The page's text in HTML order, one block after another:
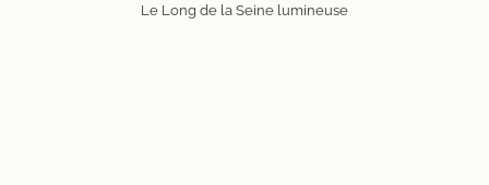
Le Long de la Seine lumineuse